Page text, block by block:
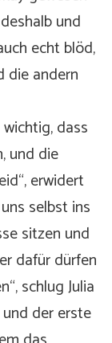
und
echt blöd,
die andern
dass
und die
erwidert
selbst ins
sitzen und
dafür dürfen
schlug Julia
der erste